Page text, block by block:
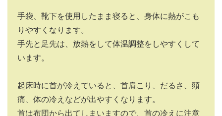
手袋、靴下を使用したまま寝ると、身体に熱がこも
りやすくなります。
手先と足先は、放熱をして体温調整をしやすくして
います。
起床時に首が冷えていると、首肩こり、だるさ、頭
痛、体の冷えなどが出やすくなります。
首は布団から出てしまいますので、首の冷えに注意